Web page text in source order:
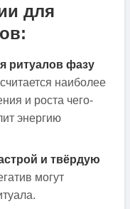
для
ритуалов фазу
наиболее
и роста чего-
энергию
и твёрдую
могут